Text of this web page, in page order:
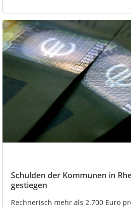
Schulden der Kommunen in
gestiegen
Rechnerisch mehr als 2.700 Euro